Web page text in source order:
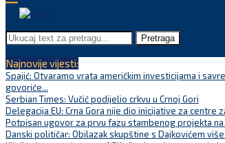
Pretraga
Najnovije vijesti:
Spajić: Otvaramo vrata američkim investicijama i
govoriće...
Serbian Times: Vučić podijelio crkvu u Crnoj Gori
Delegacija EU: Crna Gora nije dio inicijative za centre
Potpisan ugovor za prvu fazu stambenog projekta
Danski političar: Obilazak skupštine s Dajkovićem